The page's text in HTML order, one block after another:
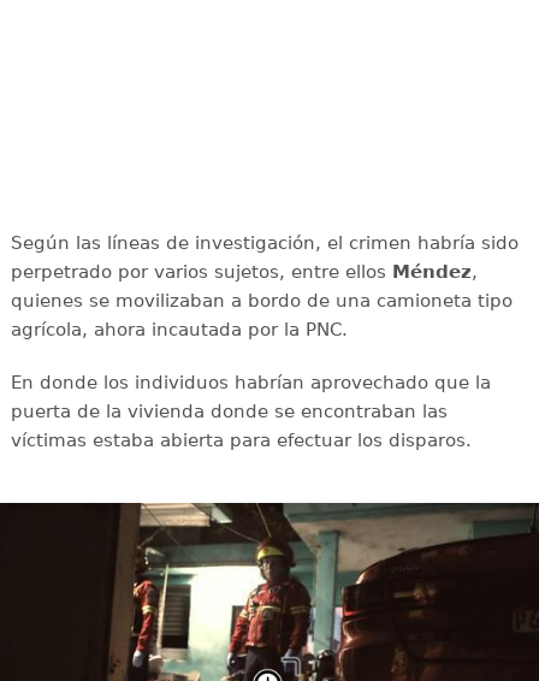
Según las líneas de investigación, el crimen habría sido
perpetrado por varios sujetos, entre ellos Méndez,
quienes se movilizaban a bordo de una camioneta tipo
agrícola, ahora incautada por la PNC.
En donde los individuos habrían aprovechado que la
puerta de la vivienda donde se encontraban las
víctimas estaba abierta para efectuar los disparos.